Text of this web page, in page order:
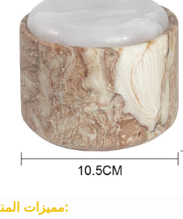
مميزات المنتج: